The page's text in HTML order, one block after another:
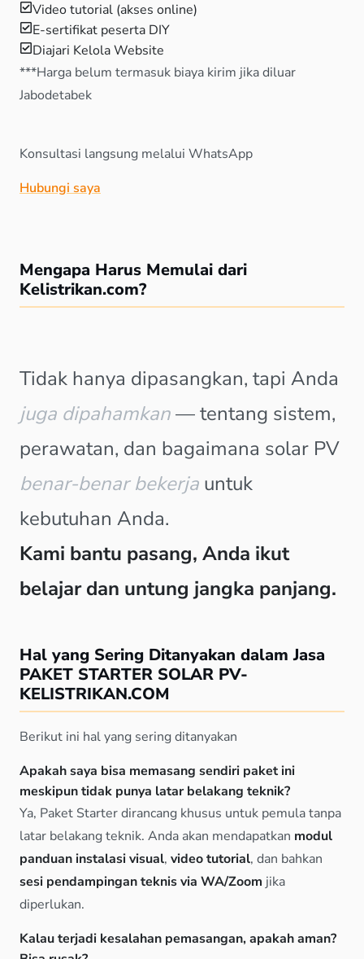
Video tutorial (akses online)
E-sertifikat peserta DIY
Diajari Kelola Website
***Harga belum termasuk biaya kirim jika diluar
Jabodetabek
Konsultasi langsung melalui WhatsApp
Hubungi saya
Mengapa Harus Memulai dari
Kelistrikan.com?
Tidak hanya dipasangkan, tapi Anda
juga dipahamkan— tentang sistem,
perawatan, dan bagaimana solar PV
benar-benar bekerja untuk
kebutuhan Anda.
Kami bantu pasang, Anda ikut
belajar dan untung jangka panjang.
Hal yang Sering Ditanyakan dalam Jasa
PAKET STARTER SOLAR PV-
KELISTRIKAN.COM
Berikut ini hal yang sering ditanyakan
Apakah saya bisa memasang sendiri paket ini
meskipun tidak punya latar belakang teknik?
Ya, Paket Starter dirancang khusus untuk pemula tanpa
latar belakang teknik. Anda akan mendapatkan modul
panduan instalasi visual, video tutorial, dan bahkan
sesi pendampingan teknis via WA/Zoom jika
diperlukan.
Kalau terjadi kesalahan pemasangan, apakah aman?